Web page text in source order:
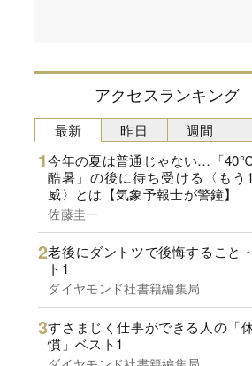
アクセスランキング
最新
今年の夏は普通じゃない…「
酷暑」の後に待ち受ける〈もう
威〉とは【気象予報士が警鐘】
佐藤圭一
老後にダントツで後悔すること
ト1
ダイヤモンド社書籍編集局
すさまじく仕事ができる人の「
慣」ベスト1
昨日 週間